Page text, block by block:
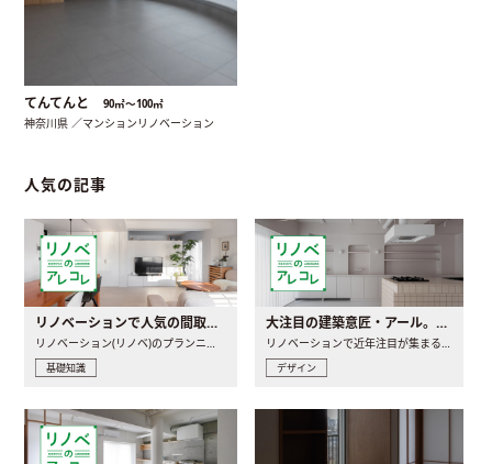
てんてんと 90㎡〜100㎡
神奈川県 ／マンションリノベーション
人気の記事
リノベーションで人気の間取りとは？トレンドの間取りと実例を徹底解説
リノベーション(リノベ)のプランニングで一番最初に決めるのは..
基礎知識
大注目の建築意匠・アール。人気の理由と空間に取り入れるポイント
リノベーションで近年注目が集まる建築意匠の一つであるアール..
デザイン